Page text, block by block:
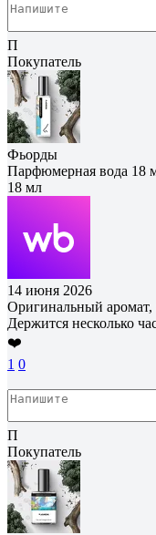
П
Покупатель
Фьорды
Парфюмерная вода 18
18 мл
14 июня 2026
Оригинальный аромат,
Держится несколько
❤️
1 0
П
Покупатель